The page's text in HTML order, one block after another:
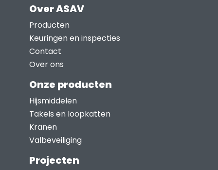
Over ASAV
Producten
Keuringen en inspecties
Contact
Over ons
Onze producten
Hijsmiddelen
Takels en loopkatten
Kranen
Valbeveiliging
Projecten